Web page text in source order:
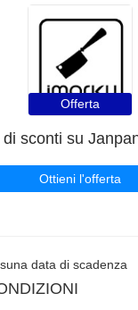
Offerta
Ottieni l'offerta
data di scadenza